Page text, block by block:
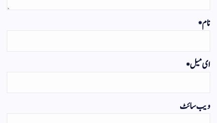
نام*
ای میل*
ویب‌ سائٹ